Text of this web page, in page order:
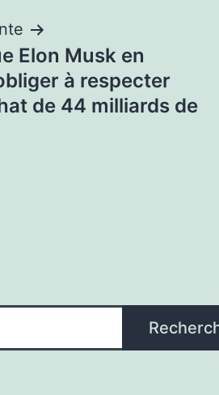
Elon Musk en
à respecter
de 44 milliards de